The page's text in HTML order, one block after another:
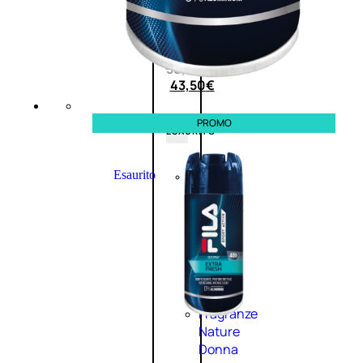
0
5
(0)
58,00€
43,50€
ESAURITO
Esaurito PROMO
Fragranze
Nature
Donna
PROMO